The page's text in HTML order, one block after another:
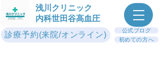
浅川クリニック
内科世田谷高血圧
診療予約(来院/オンライン)
公式ブログ
初めての方へ